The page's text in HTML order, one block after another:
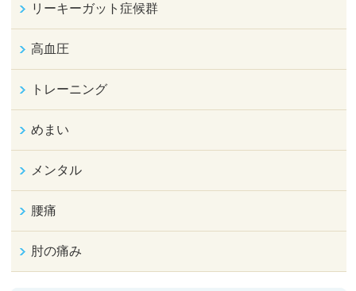
リーキーガット症候群
高血圧
トレーニング
めまい
メンタル
腰痛
肘の痛み